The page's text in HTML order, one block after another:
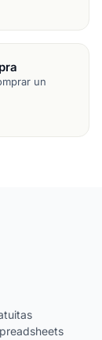
un